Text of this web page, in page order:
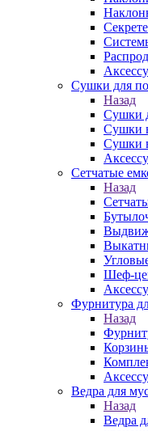
Сушки для
Назад
Сушки
Сушки
Сушки
Сетчатые
Назад
Шеф-
Фурнитура
Назад
Ведра для
Назад
Ведра